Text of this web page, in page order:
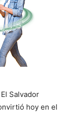
Salvador
hoy en el